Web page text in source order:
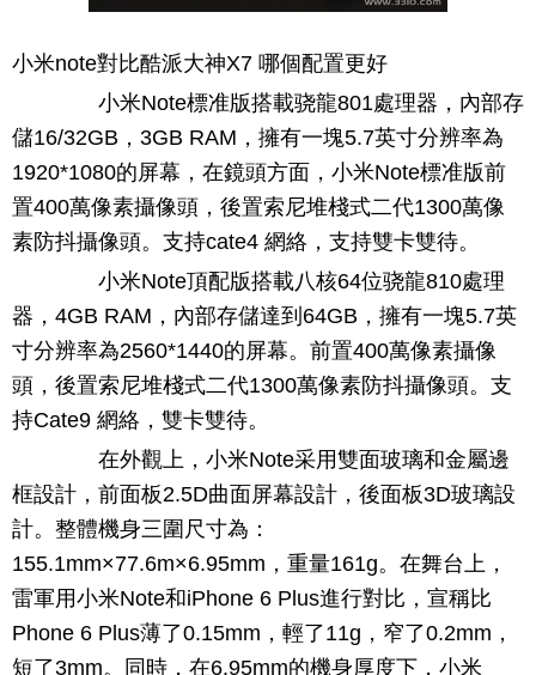
小米note對比酷派大神X7 哪個配置更好
小米Note標准版搭載骁龍801處理器，內部存
儲16/32GB，3GB RAM，擁有一塊5.7英寸分辨率為
1920*1080的屏幕，在鏡頭方面，小米Note標准版前
置400萬像素攝像頭，後置索尼堆棧式二代1300萬像
素防抖攝像頭。支持cate4 網絡，支持雙卡雙待。
小米Note頂配版搭載八核64位骁龍810處理
器，4GB RAM，內部存儲達到64GB，擁有一塊5.7英
寸分辨率為2560*1440的屏幕。前置400萬像素攝像
頭，後置索尼堆棧式二代1300萬像素防抖攝像頭。支
持Cate9 網絡，雙卡雙待。
在外觀上，小米Note采用雙面玻璃和金屬邊
框設計，前面板2.5D曲面屏幕設計，後面板3D玻璃設
計。整體機身三圍尺寸為：
155.1mm×77.6m×6.95mm，重量161g。在舞台上，
雷軍用小米Note和iPhone 6 Plus進行對比，宣稱比
Phone 6 Plus薄了0.15mm，輕了11g，窄了0.2mm，
短了3mm。同時，在6.95mm的機身厚度下，小米